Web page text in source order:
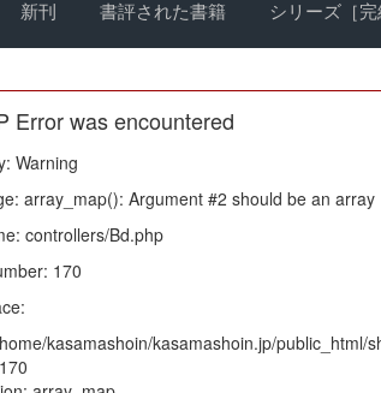
新刊 書評された書籍 シリーズ［完
Error was encountered
Warning
array_map(): Argument #2 should be an array
controllers/Bd.php
170
kasamashoin/kasamashoin.jp/public_html/